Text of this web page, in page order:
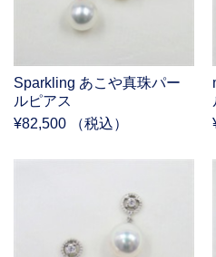
Sparkling あこや真珠パー
ルピアス
¥82,500 （税込）